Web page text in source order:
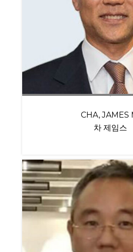
CHA, JAMES
차 제임스